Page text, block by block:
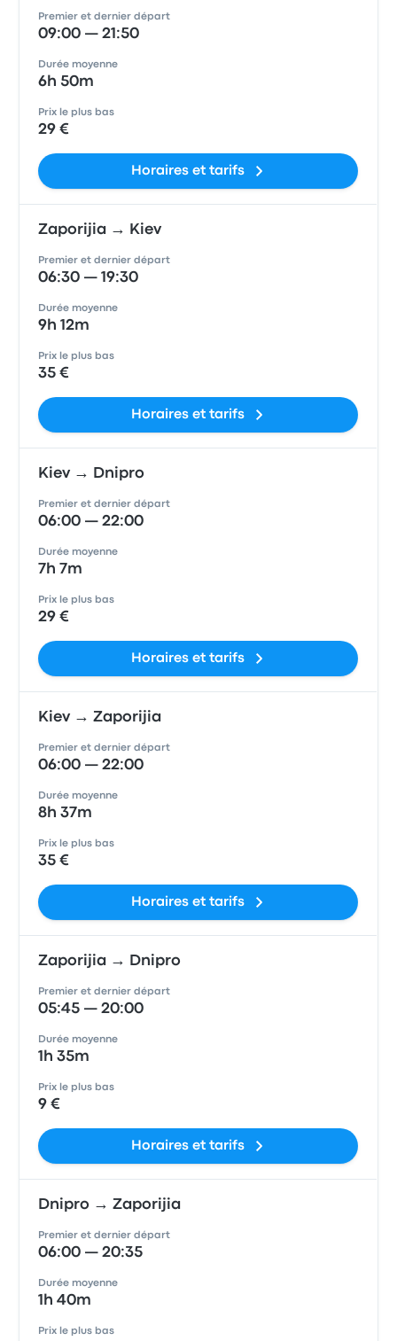
Premier et dernier départ
09:00 — 21:50
Durée moyenne
6h 50m
Prix le plus bas
29 €
Horaires et tarifs
Zaporijia → Kiev
Premier et dernier départ
06:30 — 19:30
Durée moyenne
9h 12m
Prix le plus bas
35 €
Horaires et tarifs
Kiev → Dnipro
Premier et dernier départ
06:00 — 22:00
Durée moyenne
7h 7m
Prix le plus bas
29 €
Horaires et tarifs
Kiev → Zaporijia
Premier et dernier départ
06:00 — 22:00
Durée moyenne
8h 37m
Prix le plus bas
35 €
Horaires et tarifs
Zaporijia → Dnipro
Premier et dernier départ
05:45 — 20:00
Durée moyenne
1h 35m
Prix le plus bas
9 €
Horaires et tarifs
Dnipro → Zaporijia
Premier et dernier départ
06:00 — 20:35
Durée moyenne
1h 40m
Prix le plus bas